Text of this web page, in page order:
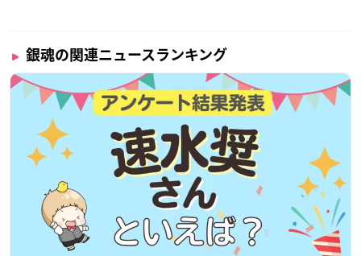
銀魂の関連ニュースランキング